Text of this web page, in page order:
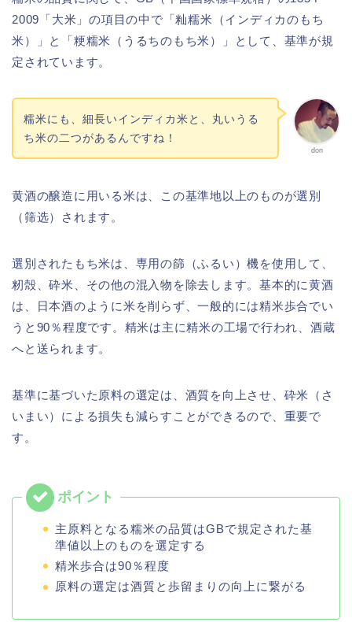
2009「大米」の項目の中で「籼糯米（インディカのもち
米）」と「粳糯米（うるちのもち米）」として、基準が規
定されています。
don
糯米にも、細長いインディカ米と、丸いうる
ち米の二つがあるんですね！
黄酒の醸造に用いる米は、この基準地以上のものが選別
（筛选）されます。
選別されたもち米は、専用の篩（ふるい）機を使用して、
籾殻、砕米、その他の混入物を除去します。基本的に黄酒
は、日本酒のように米を削らず、一般的には精米歩合でい
うと90％程度です。精米は主に精米の工場で行われ、酒蔵
へと送られます。
基準に基づいた原料の選定は、酒質を向上させ、砕米（さ
いまい）による損失も減らすことができるので、重要で
す。
主原料となる糯米の品質はGBで規定された基
準値以上のものを選定する
精米歩合は90％程度
原料の選定は酒質と歩留まりの向上に繋がる